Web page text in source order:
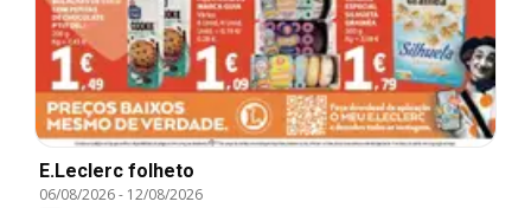
E.Leclerc folheto
06/08/2026- 12/08/2026